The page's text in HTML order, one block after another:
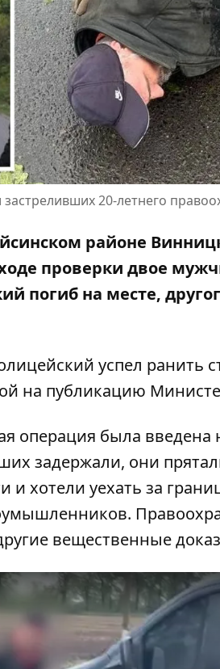
20-летнего
районе
проверки двое
погиб на месте,
успел ранить
на публикацию
операция была
задержали, они
и хотели уехать за
вещественные